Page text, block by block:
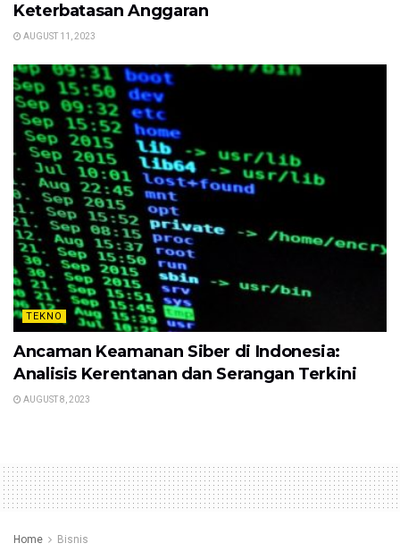
Keterbatasan Anggaran
AUGUST 11, 2023
TEKNO
Ancaman Keamanan Siber di Indonesia:
Analisis Kerentanan dan Serangan Terkini
AUGUST 8, 2023
Home Bisnis